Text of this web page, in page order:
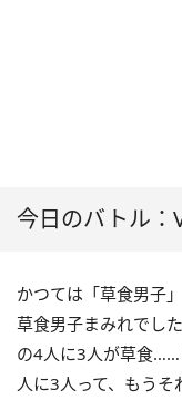
今日のバトル：
かつては「草食男子
草食男子まみれでし
の4人に3人が草食……
人に3人って、もう